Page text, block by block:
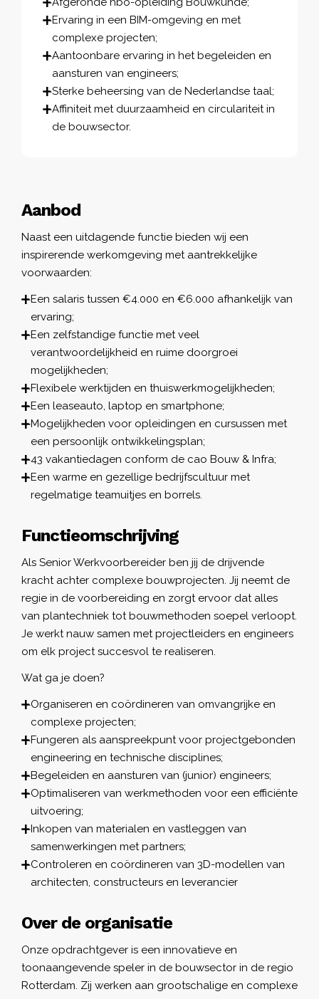
Aanbod
Naast een uitdagende functie bieden wij een
inspirerende werkomgeving met aantrekkelijke
voorwaarden:
Een salaris tussen €4.000 en €6.000 afhankelijk van
ervaring;
Een zelfstandige functie met veel
verantwoordelijkheid en ruime doorgroei
mogelijkheden;
Flexibele werktijden en thuiswerkmogelijkheden;
Een leaseauto, laptop en smartphone;
Mogelijkheden voor opleidingen en cursussen met
een persoonlijk ontwikkelingsplan;
43 vakantiedagen conform de cao Bouw & Infra;
Een warme en gezellige bedrijfscultuur met
regelmatige teamuitjes en borrels.
Functieomschrijving
Als Senior Werkvoorbereider ben jij de drijvende
kracht achter complexe bouwprojecten. Jij neemt de
regie in de voorbereiding en zorgt ervoor dat alles
van plantechniek tot bouwmethoden soepel verloopt.
Je werkt nauw samen met projectleiders en engineers
om elk project succesvol te realiseren.
Wat ga je doen?
Organiseren en coördineren van omvangrijke en
complexe projecten;
Fungeren als aanspreekpunt voor projectgebonden
engineering en technische disciplines;
Begeleiden en aansturen van (junior) engineers;
Optimaliseren van werkmethoden voor een efficiënte
uitvoering;
Inkopen van materialen en vastleggen van
samenwerkingen met partners;
Controleren en coördineren van 3D-modellen van
architecten, constructeurs en leverancier
Over de organisatie
Onze opdrachtgever is een innovatieve en
toonaangevende speler in de bouwsector in de regio
Rotterdam. Zij werken aan grootschalige en complexe
Ervaring in een BIM-omgeving en met
complexe projecten;
Aantoonbare ervaring in het begeleiden en
aansturen van engineers;
Sterke beheersing van de Nederlandse taal;
Affiniteit met duurzaamheid en circulariteit in
de bouwsector.